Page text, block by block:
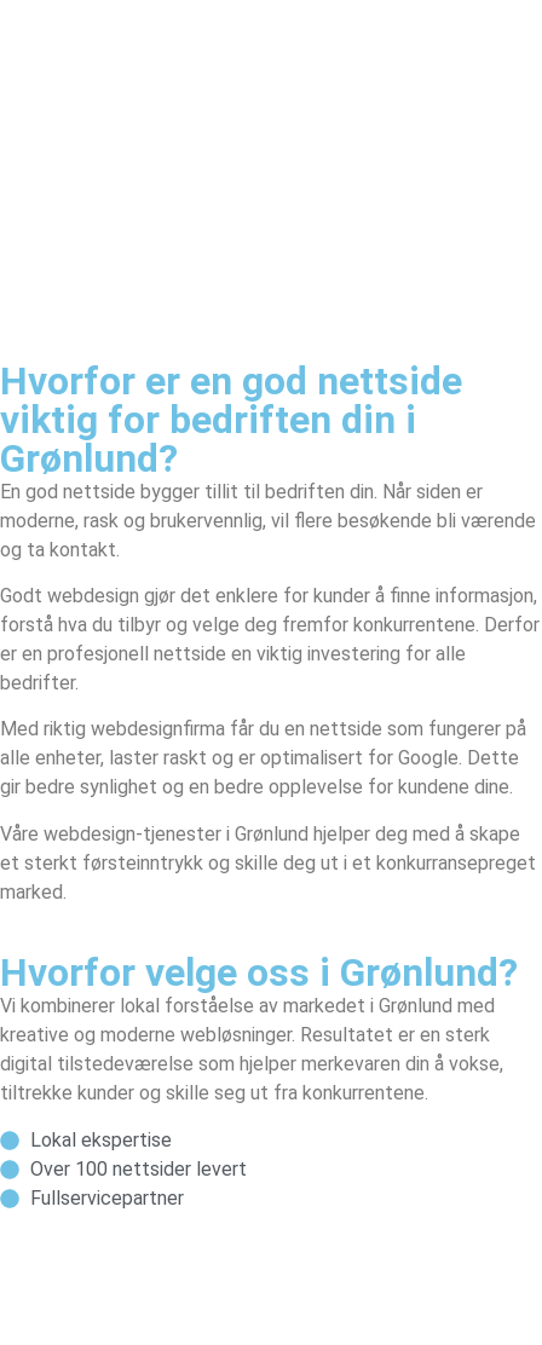
Hvorfor er en god nettside
viktig for bedriften din i
Grønlund?
En god nettside bygger tillit til bedriften din. Når siden er
moderne, rask og brukervennlig, vil flere besøkende bli værende
og ta kontakt.
Godt webdesign gjør det enklere for kunder å finne informasjon,
forstå hva du tilbyr og velge deg fremfor konkurrentene. Derfor
er en profesjonell nettside en viktig investering for alle
bedrifter.
Med riktig webdesignfirma får du en nettside som fungerer på
alle enheter, laster raskt og er optimalisert for Google. Dette
gir bedre synlighet og en bedre opplevelse for kundene dine.
Våre webdesign-tjenester i Grønlund hjelper deg med å skape
et sterkt førsteinntrykk og skille deg ut i et konkurransepreget
marked.
Hvorfor velge oss i Grønlund?
Vi kombinerer lokal forståelse av markedet i Grønlund med
kreative og moderne webløsninger. Resultatet er en sterk
digital tilstedeværelse som hjelper merkevaren din å vokse,
tiltrekke kunder og skille seg ut fra konkurrentene.
Lokal ekspertise
Over 100 nettsider levert
Fullservicepartner